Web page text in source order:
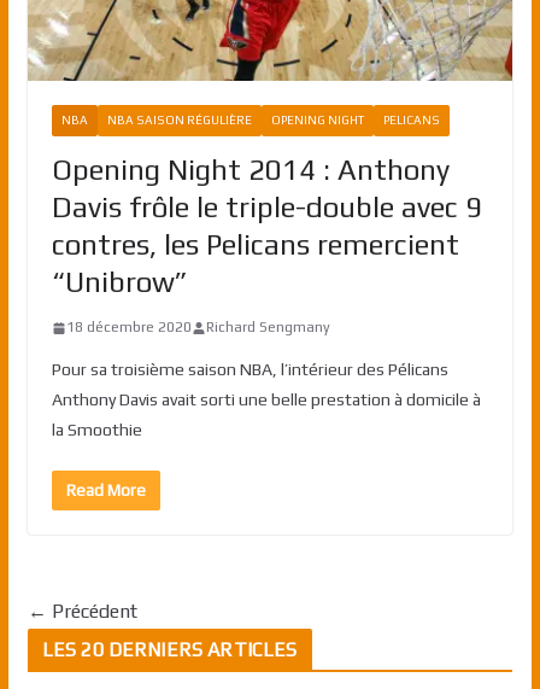
NBA NBA SAISON RÉGULIÈRE OPENING NIGHT PELICANS
Opening Night 2014 : Anthony
Davis frôle le triple-double avec 9
contres, les Pelicans remercient
“Unibrow”
18 décembre 2020 Richard Sengmany
Pour sa troisième saison NBA, l’intérieur des Pélicans
Anthony Davis avait sorti une belle prestation à domicile à
la Smoothie
Read More
← Précédent
LES 20 DERNIERS ARTICLES